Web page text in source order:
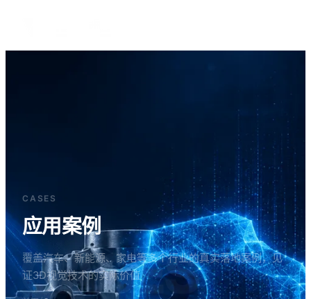
CASES
CASES
应用案例
覆盖汽车、新能源、家电等多个行业的真实落地案例，见
证3D视觉技术的实际价值